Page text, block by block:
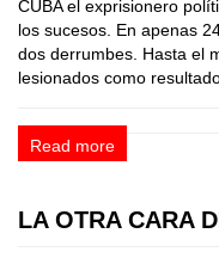
CUBA el exprisionero
los sucesos. En apenas
dos derrumbes. Hasta el
lesionados como
Read more
LA OTRA CARA